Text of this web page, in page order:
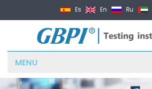
Es En Ru
MENU